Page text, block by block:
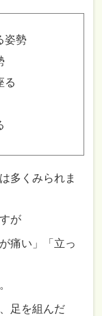
姿勢
る
多くみられま
が
痛い」「立っ
足を組んだ